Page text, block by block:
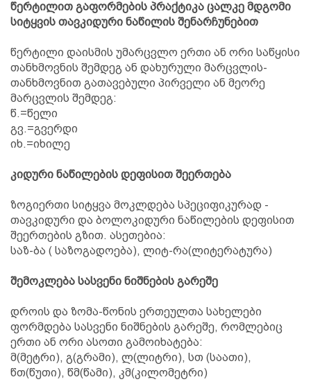
წერტილით გაფორმების პრაქტიკა ცალკე მდგომი
სიტყვის თავკიდური ნაწილის შენარჩუნებით
წერტილი დაისმის უმარცვლო ერთი ან ორი საწყისი
თანხმოვნის შემდეგ ან დახურული მარცვლის-
თანხმოვნით გათავებული პირველი ან მეორე
მარცვლის შემდეგ:
წ.=წელი
გვ.=გვერდი
იხ.=იხილე
კიდური ნაწილების დეფისით შეერთება
ზოგიერთი სიტყვა მოკლდება სპეციფიკურად -
თავკიდური და ბოლოკიდური ნაწილების დეფისით
შეერთების გზით. ასეთებია:
საზ-ბა ( საზოგადოება), ლიტ-რა(ლიტერატურა)
შემოკლება სასვენი ნიშნების გარეშე
დროის და ზომა-წონის ერთეულთა სახელები
ფორმდება სასვენი ნიშნების გარეშე, რომლებიც
ერთი ან ორი ასოთი გამოიხატება:
მ(მეტრი), გ(გრამი), ლ(ლიტრი), სთ (საათი),
წთ(წუთი), წმ(წამი), კმ(კილომეტრი)